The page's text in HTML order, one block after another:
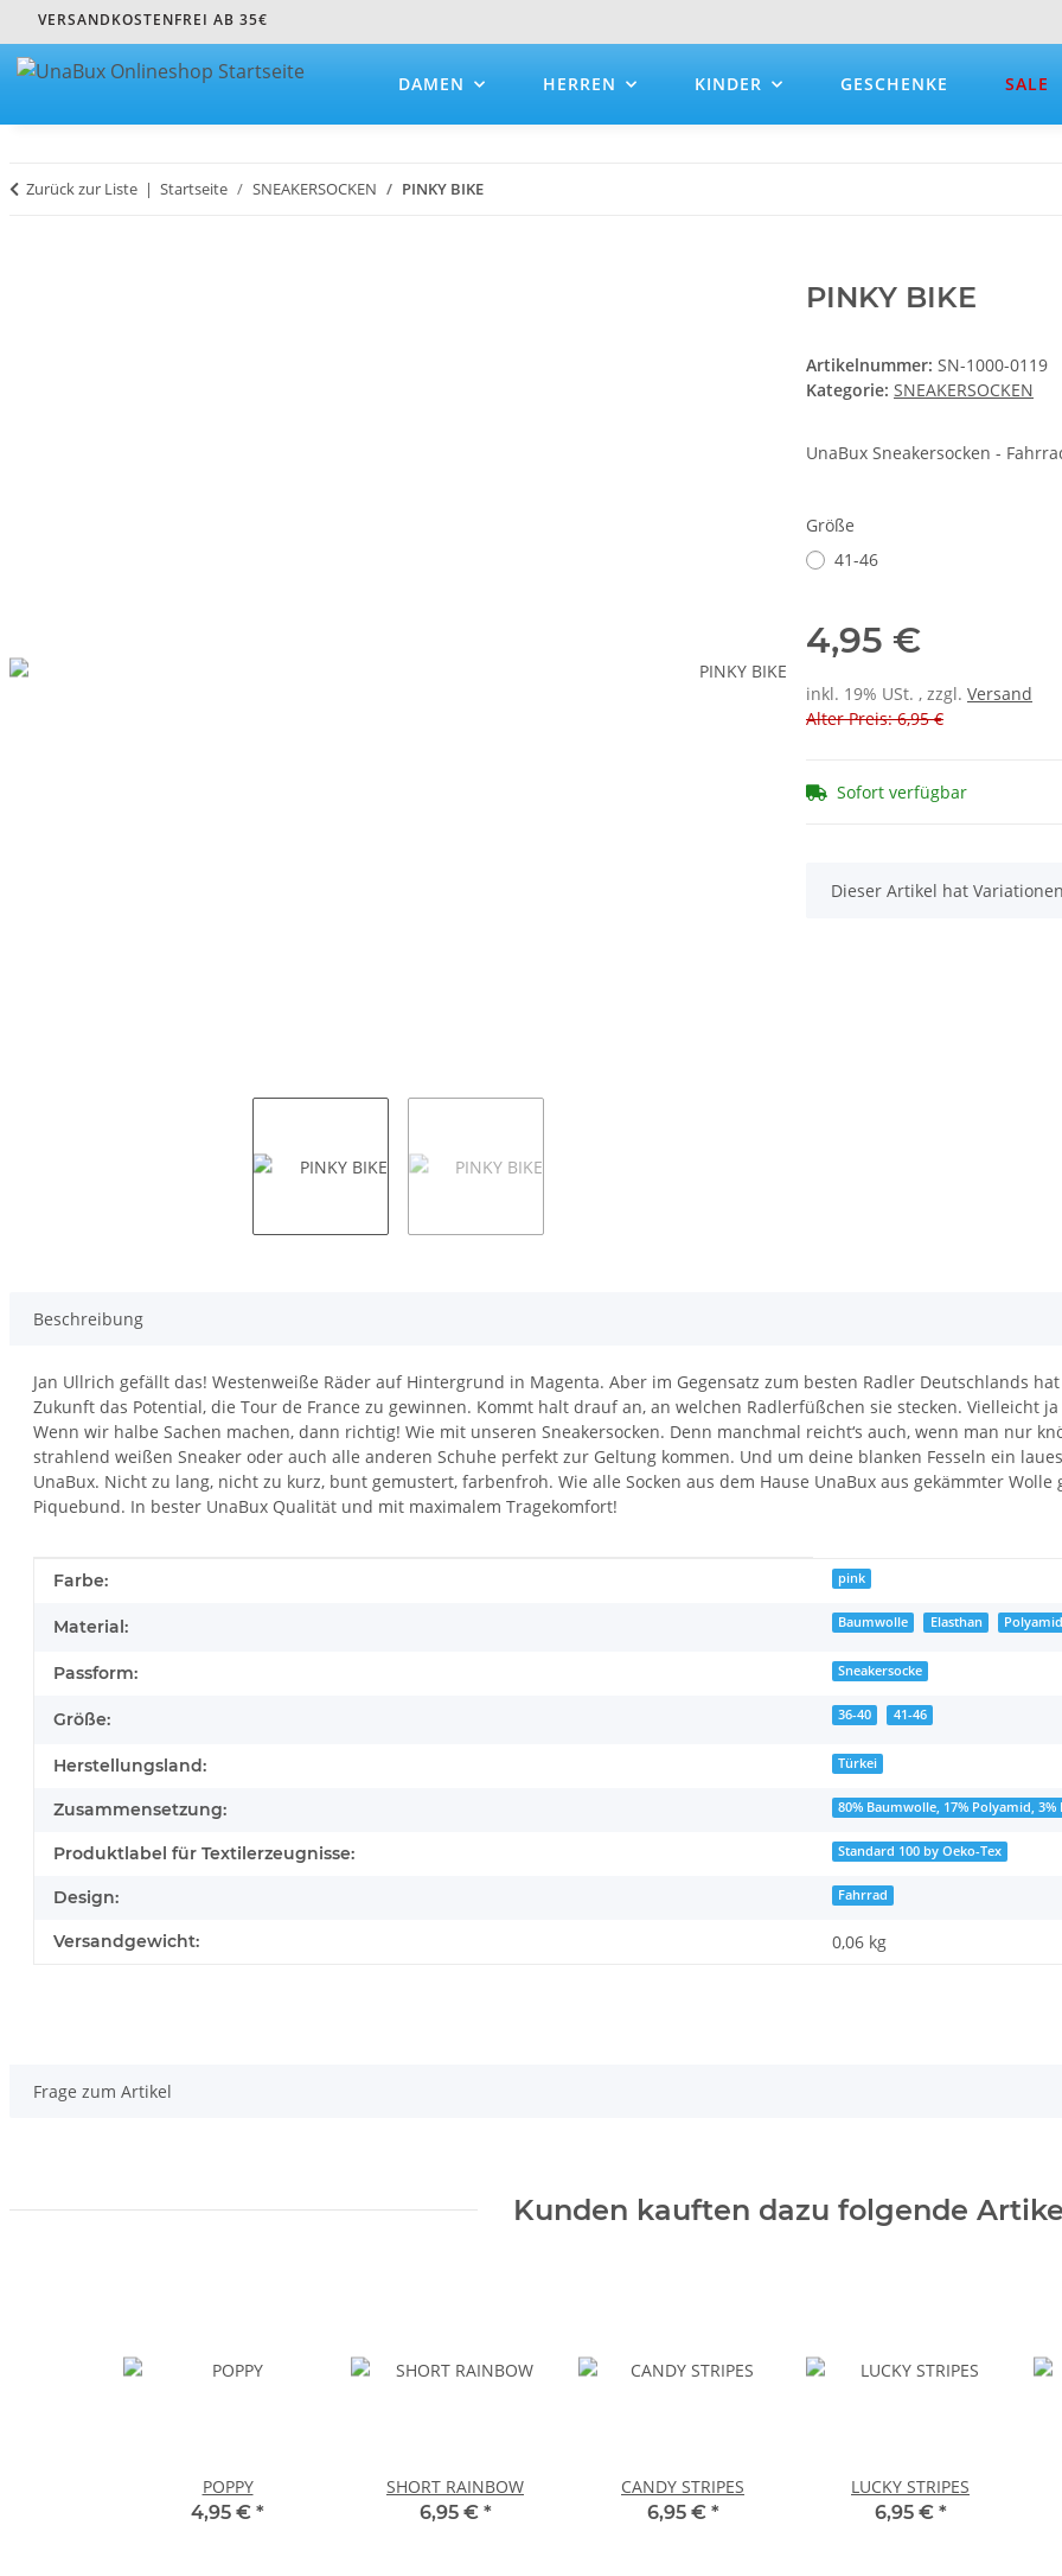
VERSANDKOSTENFREI AB 35€
DAMEN HERREN KINDER GESCHENKE SALE
Zurück zur Liste Startseite SNEAKERSOCKEN PINKY BIKE
PINKY BIKE
Artikelnummer: SN-1000-0119
Kategorie: SNEAKERSOCKEN
UnaBux Sneakersocken -
Größe
41-46
4,95 €
inkl. 19% USt. , zzgl. Versand
Alter Preis: 6,95 €
Sofort verfügbar
x
Dieser Artikel hat
Beschreibung
Jan Ullrich gefällt das! Westenweiße Räder auf Hintergrund in Magenta. Aber im Gegensatz zum besten Radler Deutschlands
Zukunft das Potential, die Tour de France zu gewinnen. Kommt halt drauf an, an welchen Radlerfüßchen sie stecken. Vielleicht
Wenn wir halbe Sachen machen, dann richtig! Wie mit unseren Sneakersocken. Denn manchmal reicht‘s auch, wenn man nur
strahlend weißen Sneaker oder auch alle anderen Schuhe perfekt zur Geltung kommen. Und um deine blanken Fesseln ein
UnaBux. Nicht zu lang, nicht zu kurz, bunt gemustert, farbenfroh. Wie alle Socken aus dem Hause UnaBux aus gekämmter
Piquebund. In bester UnaBux Qualität und mit maximalem Tragekomfort!
Produkteigenschaft
Wert
Farbe: pink
Material: Baumwolle Elasthan Polyamid
Passform: Sneakersocke
Größe: 36-40 41-46
Herstellungsland: Türkei
Zusammensetzung: 80% Baumwolle, 17% Polyamid, 3%
Produktlabel für Textilerzeugnisse: Standard 100 by Oeko-Tex
Design: Fahrrad
Versandgewicht: 0,06 kg
Frage zum Artikel
Kunden kauften dazu folgende
POPPY
4,95 € *
SHORT RAINBOW
6,95 € *
CANDY STRIPES
6,95 € *
LUCKY STRIPES
6,95 € *